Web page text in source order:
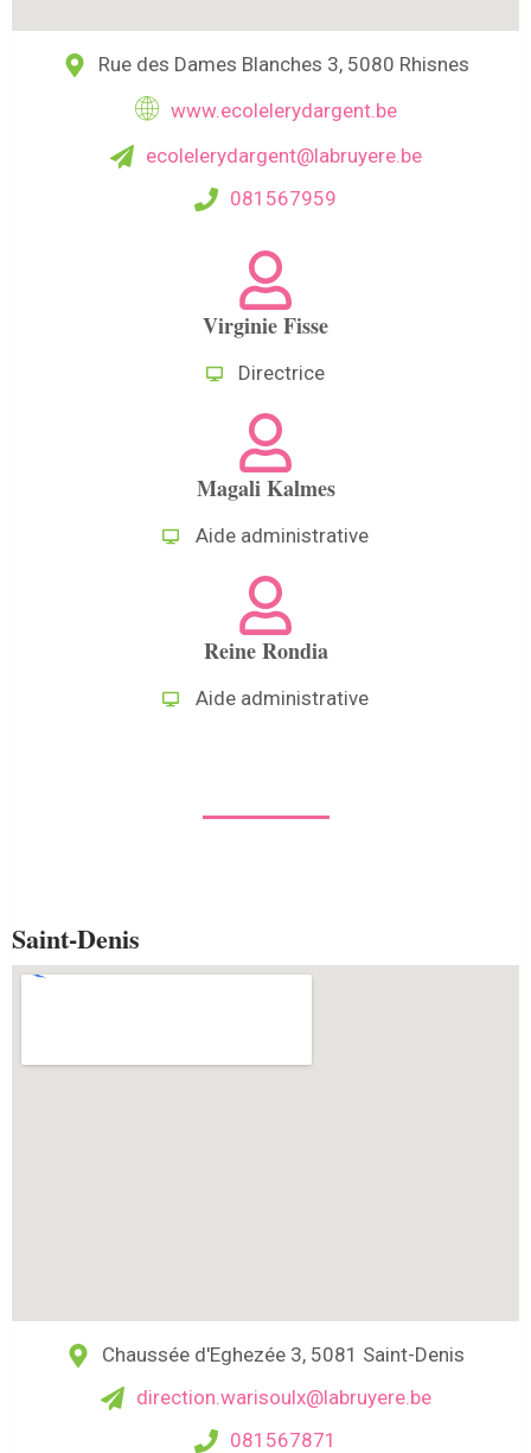
Rue des Dames Blanches 3, 5080 Rhisnes
www.ecolelerydargent.be
ecolelerydargent@labruyere.be
081567959
Virginie Fisse
Directrice
Magali Kalmes
Aide administrative
Reine Rondia
Aide administrative
Saint-Denis
Chaussée d'Eghezée 3, 5081 Saint-Denis
direction.warisoulx@labruyere.be
081567871